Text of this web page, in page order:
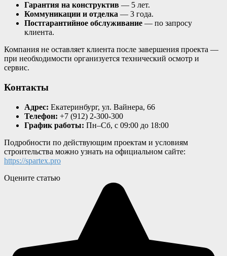
Гарантия на конструктив — 5 лет.
Коммуникации и отделка — 3 года.
Постгарантийное обслуживание — по запросу
клиента.
Компания не оставляет клиента после завершения проекта —
при необходимости организуется технический осмотр и
сервис.
Контакты
Адрес: Екатеринбург, ул. Вайнера, 66
Телефон: +7 (912) 2-300-300
График работы: Пн–Сб, с 09:00 до 18:00
Подробности по действующим проектам и условиям
строительства можно узнать на официальном сайте:
https://spartex.pro
Оцените статью